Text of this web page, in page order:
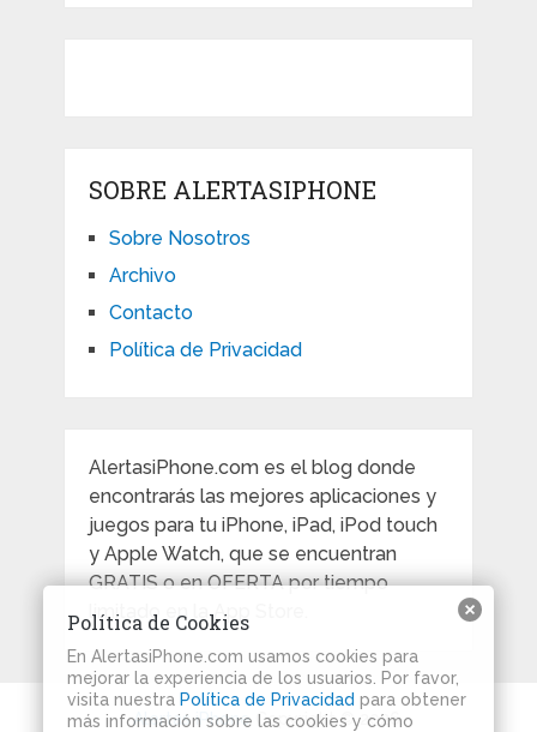
SOBRE ALERTASIPHONE
Sobre Nosotros
Archivo
Contacto
Política de Privacidad
AlertasiPhone.com es el blog donde
encontrarás las mejores aplicaciones y
juegos para tu iPhone, iPad, iPod touch
y Apple Watch, que se encuentran
GRATIS o en OFERTA por tiempo
limitado en la App Store.
Alertas iPhoneCopyright © 2026.
Política de Cookies
En AlertasiPhone.com usamos cookies para
mejorar la experiencia de los usuarios. Por favor,
visita nuestra Política de Privacidad para obtener
más información sobre las cookies y cómo